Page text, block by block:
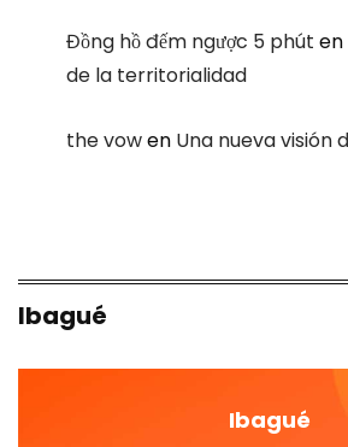
Đồng hồ đếm ngược 5 phút en
de la territorialidad
the vowen Una nueva visión
Ibagué
Ibagué